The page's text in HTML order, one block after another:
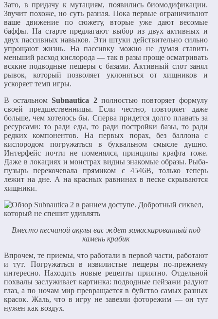
Зато, в придачу к мутациям, появились биомодификации.
Звучит похоже, но суть разная. Пока первые ограничивают
ваше движение по сюжету, вторые уже дают весомые
баффы. На старте предлагают выбор из двух активных и
двух пассивных навыков. Эти штуки действительно сильно
упрощают жизнь. На пассивку можно не думая ставить
меньший расход кислорода — так в разы проще осматривать
всякие подводные пещеры с базами. Активный слот занял
рывок, который позволяет уклоняться от хищников и
ускоряет темп игры.
В остальномSubnautica 2полностью повторяет формулу
своей предшественницы. Если честно, повторяет даже
больше, чем хотелось бы. Сперва придется долго плавать за
ресурсами: то ради еды, то ради постройки базы, то ради
редких компонентов. На первых порах, без баллона с
кислородом погружаться в буквальном смысле душно.
Интерфейс почти не поменялся, принципы крафта тоже.
Даже в локациях и монстрах видны знакомые образы. Рыба-
пузырь перекочевала прямиком с 4546B, только теперь
лежит на дне. А на красных равнинах в песке скрываются
хищники.
Вместо песчаной акулы вас ждет замаскированный под
камень крабик
Впрочем, те приемы, что работали в первой части, работают
и тут. Погружаться в извилистые пещеры по-прежнему
интересно. Находить новые рецепты приятно. Отдельной
похвалы заслуживает картинка: подводные пейзажи радуют
глаз, а по ночам мир превращается в буйство самых разных
красок. Жаль, что в игру не завезли фоторежим — он тут
нужен как воздух.